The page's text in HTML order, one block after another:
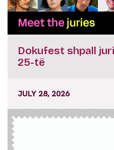
Dokufest shpall
25-të
JULY 28, 2026